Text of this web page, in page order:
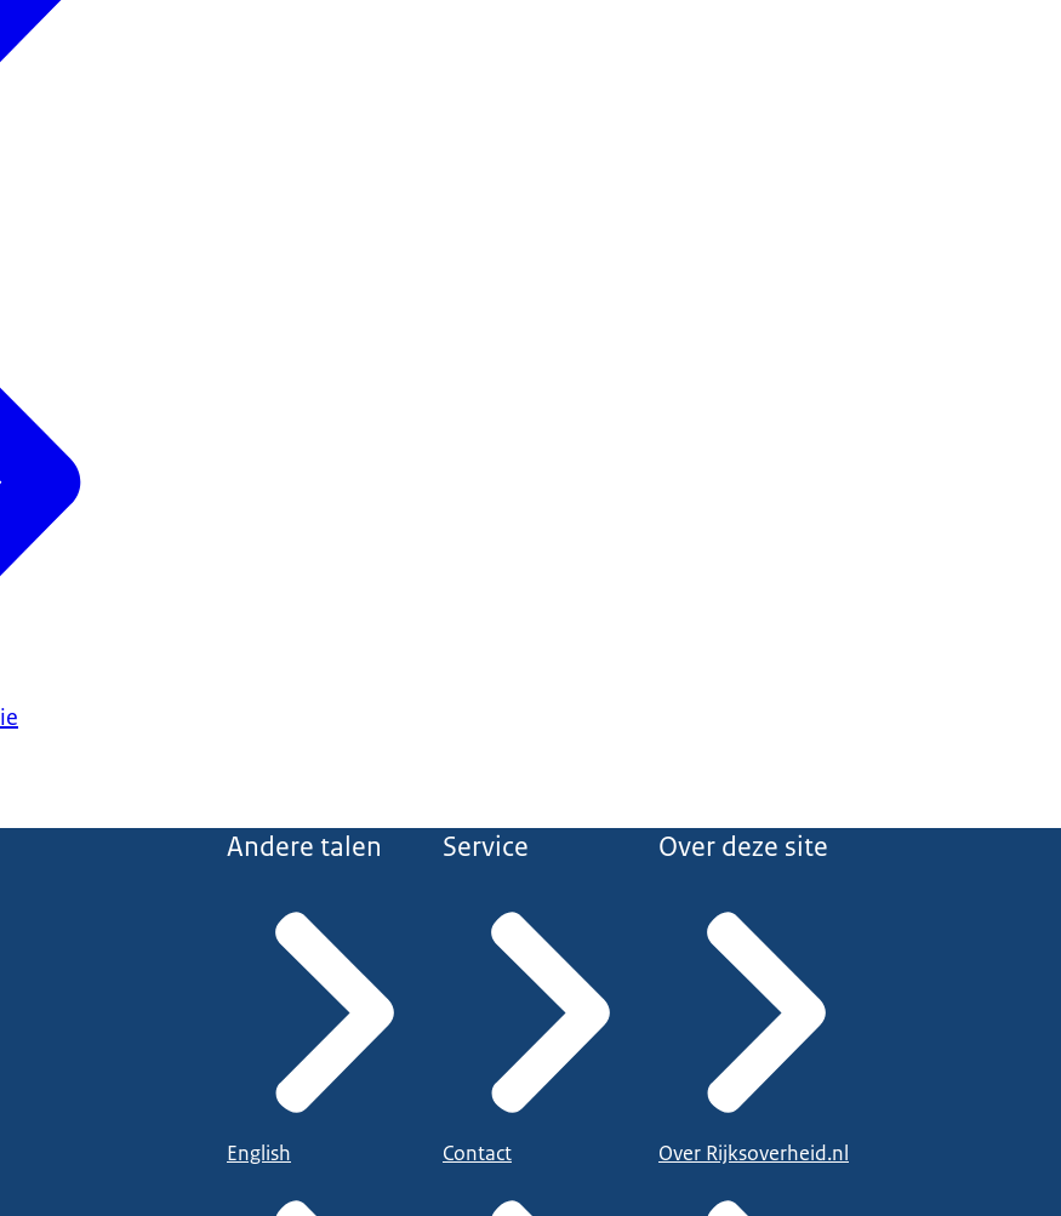
Andere talen
English
Service
Contact
Over deze site
Over Rijksoverheid.nl